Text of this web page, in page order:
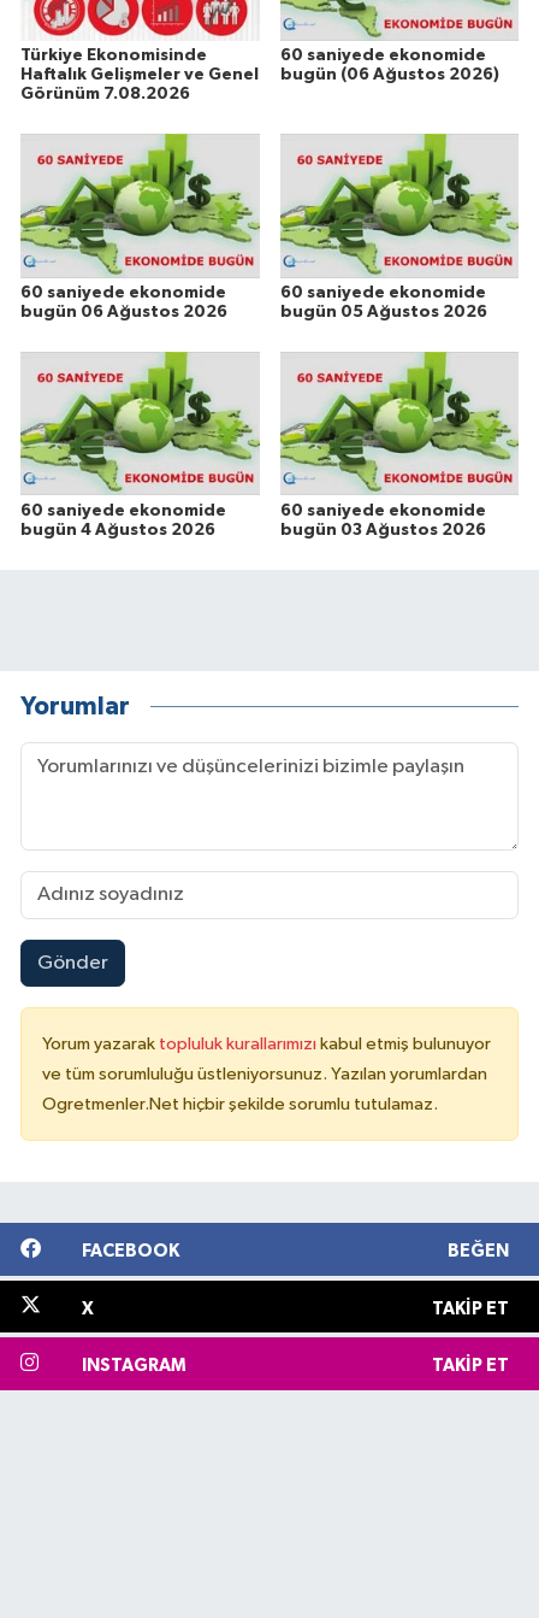
Türkiye Ekonomisinde
Haftalık Gelişmeler ve Genel
Görünüm 7.08.2026
60 saniyede ekonomide
bugün (06 Ağustos 2026)
60 saniyede ekonomide
bugün 06 Ağustos 2026
60 saniyede ekonomide
bugün 05 Ağustos 2026
60 saniyede ekonomide
bugün 4 Ağustos 2026
60 saniyede ekonomide
bugün 03 Ağustos 2026
Yorumlar
Gönder
Yorum yazarak topluluk kurallarımızı kabul etmiş bulunuyor
ve tüm sorumluluğu üstleniyorsunuz. Yazılan yorumlardan
Ogretmenler.Net hiçbir şekilde sorumlu tutulamaz.
FACEBOOK BEĞEN
X TAKIP ET
INSTAGRAM TAKIP ET